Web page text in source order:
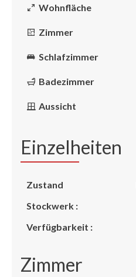
Wohnfläche
Zimmer
Schlafzimmer
Badezimmer
Aussicht
Einzelheiten
Zustand
Stockwerk :
Verfügbarkeit :
Zimmer